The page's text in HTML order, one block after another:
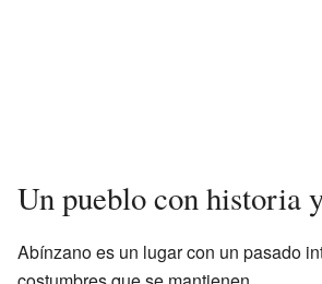
Un pueblo con historia
Abínzano es un lugar con un pasado